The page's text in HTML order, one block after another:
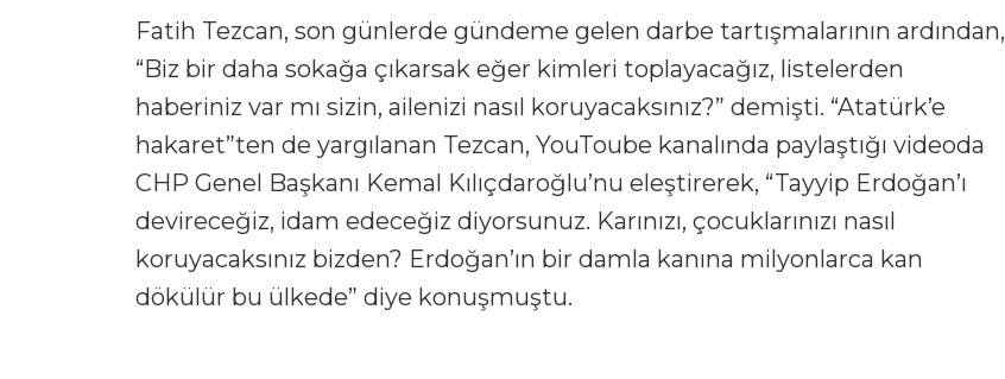
Fatih Tezcan, son günlerde gündeme gelen darbe tartışmalarının ardından,
“Biz bir daha sokağa çıkarsak eğer kimleri toplayacağız, listelerden
haberiniz var mı sizin, ailenizi nasıl koruyacaksınız?” demişti. “Atatürk’e
hakaret”ten de yargılanan Tezcan, YouToube kanalında paylaştığı videoda
CHP Genel Başkanı Kemal Kılıçdaroğlu’nu eleştirerek, “Tayyip Erdoğan’ı
devireceğiz, idam edeceğiz diyorsunuz. Karınızı, çocuklarınızı nasıl
koruyacaksınız bizden? Erdoğan’ın bir damla kanına milyonlarca kan
dökülür bu ülkede” diye konuşmuştu.